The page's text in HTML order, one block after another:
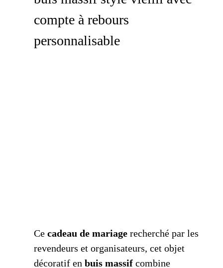
compte à rebours
personnalisable
Ce cadeau de mariage recherché par les
revendeurs et organisateurs, cet objet
décoratif en buis massif combine